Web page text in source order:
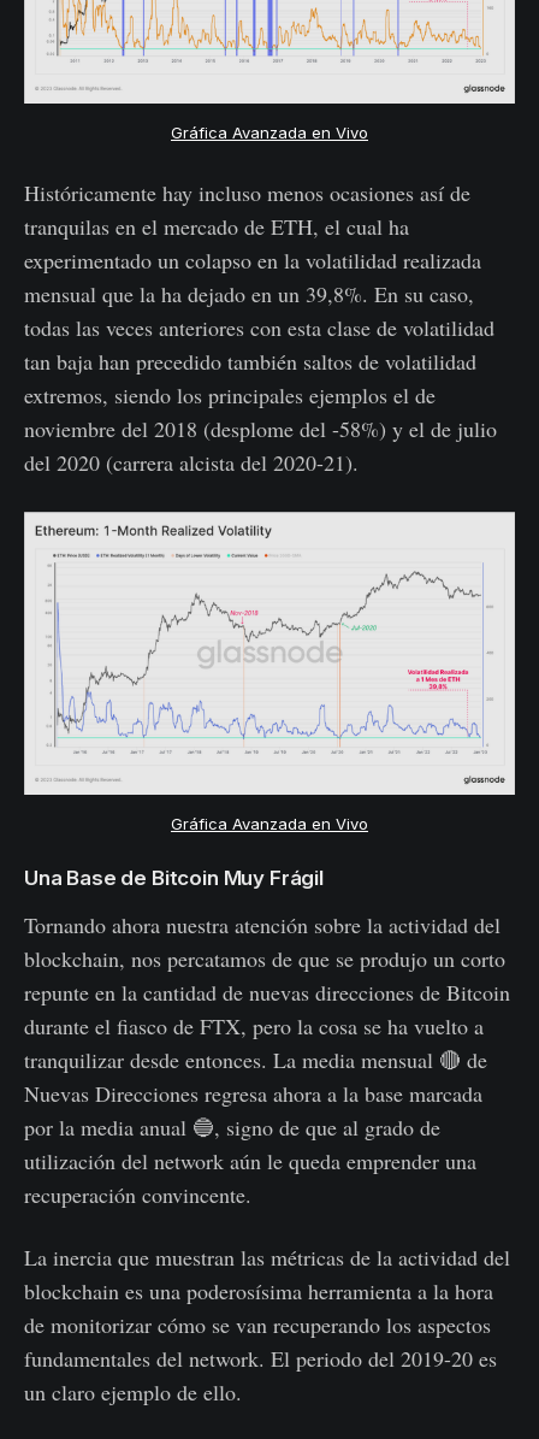
Gráfica Avanzada en Vivo
Históricamente hay incluso menos ocasiones así de
tranquilas en el mercado de ETH, el cual ha
experimentado un colapso en la volatilidad realizada
mensual que la ha dejado en un 39,8%. En su caso,
todas las veces anteriores con esta clase de volatilidad
tan baja han precedido también saltos de volatilidad
extremos, siendo los principales ejemplos el de
noviembre del 2018 (desplome del -58%) y el de julio
del 2020 (carrera alcista del 2020-21).
Gráfica Avanzada en Vivo
Una Base de Bitcoin Muy Frágil
Tornando ahora nuestra atención sobre la actividad del
blockchain, nos percatamos de que se produjo un corto
repunte en la cantidad de nuevas direcciones de Bitcoin
durante el fiasco de FTX, pero la cosa se ha vuelto a
tranquilizar desde entonces. La media mensual 🔴 de
Nuevas Direcciones regresa ahora a la base marcada
por la media anual 🔵, signo de que al grado de
utilización del network aún le queda emprender una
recuperación convincente.
La inercia que muestran las métricas de la actividad del
blockchain es una poderosísima herramienta a la hora
de monitorizar cómo se van recuperando los aspectos
fundamentales del network. El periodo del 2019-20 es
un claro ejemplo de ello.